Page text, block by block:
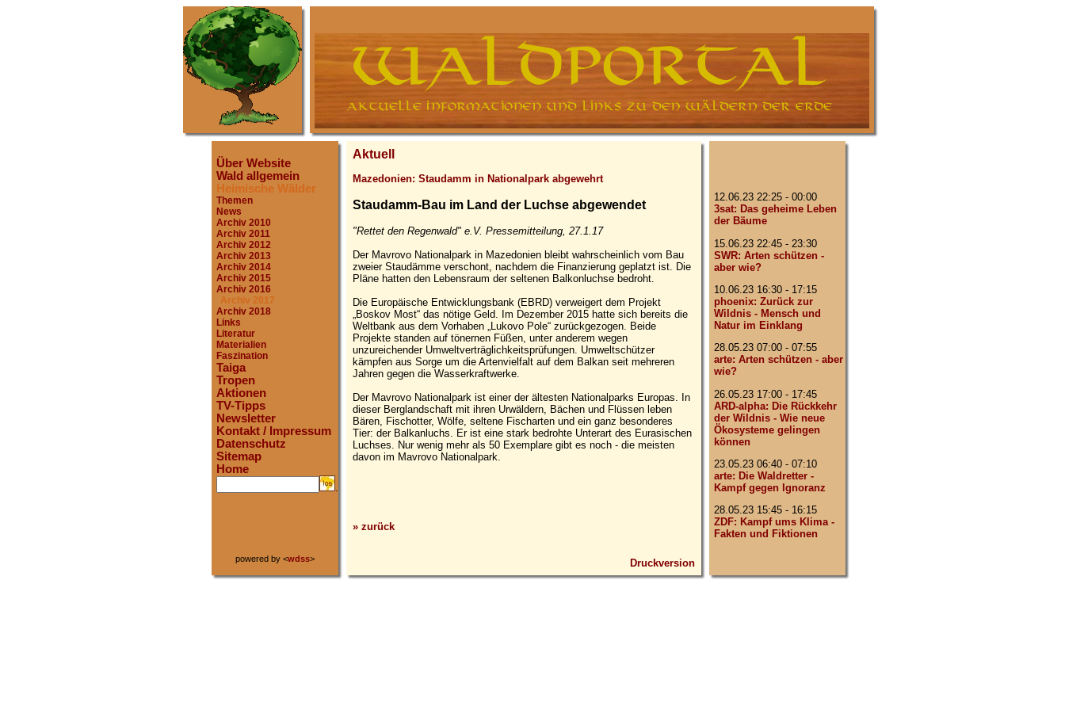
Über Website
Wald allgemein
Heimische Wälder
Themen
News
Archiv 2010
Archiv 2011
Archiv 2012
Archiv 2013
Archiv 2014
Archiv 2015
Archiv 2016
Archiv 2017
Archiv 2018
Links
Literatur
Materialien
Faszination
Taiga
Tropen
Aktionen
TV-Tipps
Newsletter
Kontakt / Impressum
Datenschutz
Sitemap
Home
.
powered by <wdss>
Aktuell
Mazedonien: Staudamm in Nationalpark abgewehrt
Staudamm-Bau im Land der Luchse abgewendet
"Rettet den Regenwald" e.V. Pressemitteilung, 27.1.17
Der Mavrovo Nationalpark in Mazedonien bleibt wahrscheinlich vom Bau
zweier Staudämme verschont, nachdem die Finanzierung geplatzt ist. Die
Pläne hatten den Lebensraum der seltenen Balkonluchse bedroht.
Die Europäische Entwicklungsbank (EBRD) verweigert dem Projekt
„Boskov Most“ das nötige Geld. Im Dezember 2015 hatte sich bereits die
Weltbank aus dem Vorhaben „Lukovo Pole“ zurückgezogen. Beide
Projekte standen auf tönernen Füßen, unter anderem wegen
unzureichender Umweltverträglichkeitsprüfungen. Umweltschützer
kämpfen aus Sorge um die Artenvielfalt auf dem Balkan seit mehreren
Jahren gegen die Wasserkraftwerke.
Der Mavrovo Nationalpark ist einer der ältesten Nationalparks Europas. In
dieser Berglandschaft mit ihren Urwäldern, Bächen und Flüssen leben
Bären, Fischotter, Wölfe, seltene Fischarten und ein ganz besonderes
Tier: der Balkanluchs. Er ist eine stark bedrohte Unterart des Eurasischen
Luchses. Nur wenig mehr als 50 Exemplare gibt es noch - die meisten
davon im Mavrovo Nationalpark.
» zurück
Druckversion
12.06.23 22:25 - 00:00
3sat: Das geheime Leben
der Bäume
15.06.23 22:45 - 23:30
SWR: Arten schützen -
aber wie?
10.06.23 16:30 - 17:15
phoenix: Zurück zur
Wildnis - Mensch und
Natur im Einklang
28.05.23 07:00 - 07:55
arte: Arten schützen - aber
wie?
26.05.23 17:00 - 17:45
ARD-alpha: Die Rückkehr
der Wildnis - Wie neue
Ökosysteme gelingen
können
23.05.23 06:40 - 07:10
arte: Die Waldretter -
Kampf gegen Ignoranz
28.05.23 15:45 - 16:15
ZDF: Kampf ums Klima -
Fakten und Fiktionen